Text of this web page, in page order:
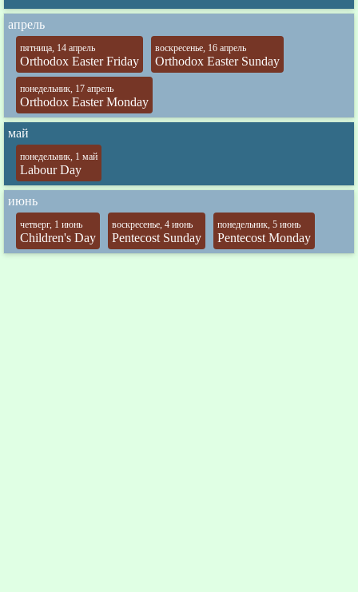
апрель
пятница, 14 апрель
Orthodox Easter Friday
воскресенье, 16 апрель
Orthodox Easter Sunday
понедельник, 17 апрель
Orthodox Easter Monday
май
понедельник, 1 май
Labour Day
июнь
четверг, 1 июнь
Children's Day
воскресенье, 4 июнь
Pentecost Sunday
понедельник, 5 июнь
Pentecost Monday